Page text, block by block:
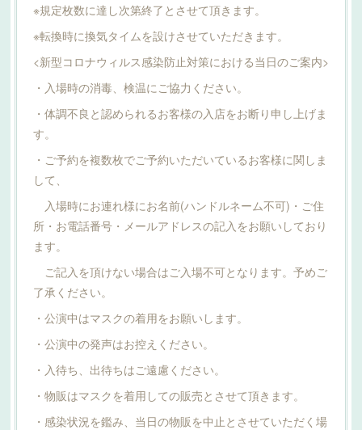
※規定枚数に達し次第終了とさせて頂きます。
※転換時に換気タイムを設けさせていただきます。
<新型コロナウィルス感染防止対策における当日のご案内>
・入場時の消毒、検温にご協力ください。
・体調不良と認められるお客様の入店をお断り申し上げま
す。
・ご予約を複数枚でご予約いただいているお客様に関しま
して、
入場時にお連れ様にお名前(ハンドルネーム不可)・ご住
所・お電話番号・メールアドレスの記入をお願いしており
ます。
ご記入を頂けない場合はご入場不可となります。予めご
了承ください。
・公演中はマスクの着用をお願いします。
・公演中の発声はお控えください。
・入待ち、出待ちはご遠慮ください。
・物販はマスクを着用しての販売とさせて頂きます。
・感染状況を鑑み、当日の物販を中止とさせていただく場